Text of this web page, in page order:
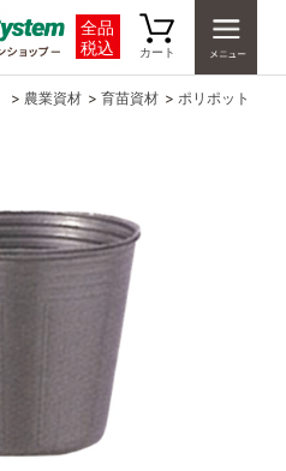
全品
税込
カート
> 農業資材 > 育苗資材 > ポリポット